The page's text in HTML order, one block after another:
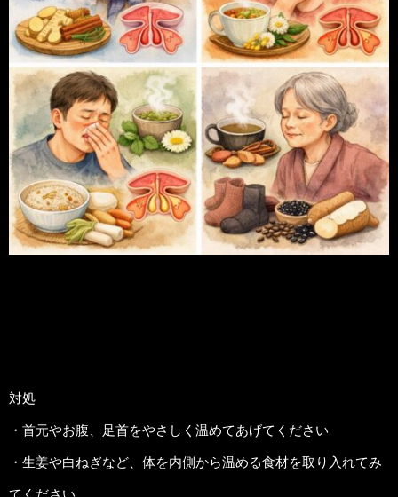
対処
・首元やお腹、足首をやさしく温めてあげてください
・生姜や白ねぎなど、体を内側から温める食材を取り入れてみ
てください